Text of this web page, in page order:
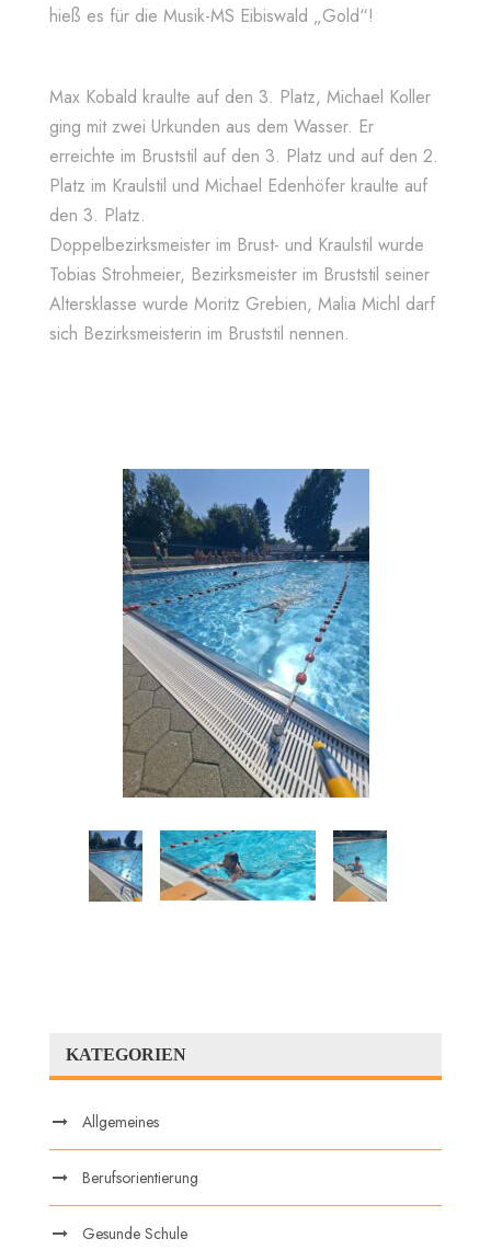
hieß es für die Musik-MS Eibiswald „Gold“!
Max Kobald kraulte auf den 3. Platz, Michael Koller
ging mit zwei Urkunden aus dem Wasser. Er
erreichte im Bruststil auf den 3. Platz und auf den 2.
Platz im Kraulstil und Michael Edenhöfer kraulte auf
den 3. Platz.
Doppelbezirksmeister im Brust- und Kraulstil wurde
Tobias Strohmeier, Bezirksmeister im Bruststil seiner
Altersklasse wurde Moritz Grebien, Malia Michl darf
sich Bezirksmeisterin im Bruststil nennen.
KATEGORIEN
Allgemeines
Berufsorientierung
Gesunde Schule